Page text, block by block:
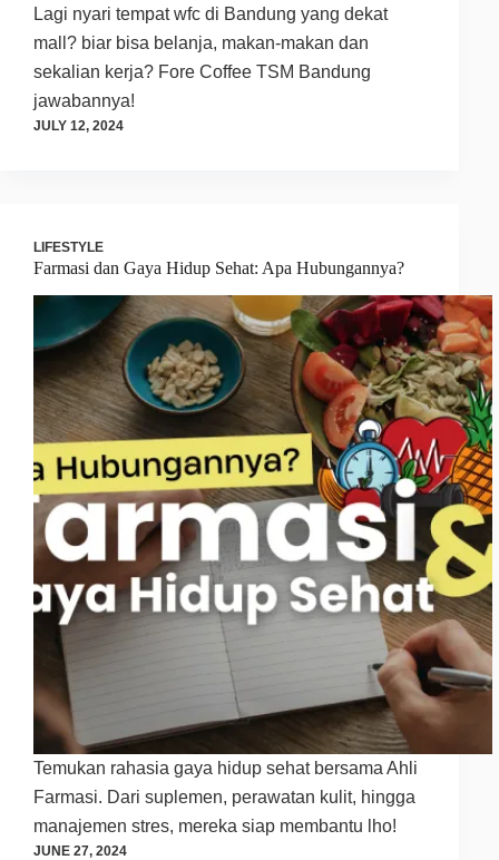
Lagi nyari tempat wfc di Bandung yang dekat
mall? biar bisa belanja, makan-makan dan
sekalian kerja? Fore Coffee TSM Bandung
jawabannya!
JULY 12, 2024
LIFESTYLE
Farmasi dan Gaya Hidup Sehat: Apa Hubungannya?
Temukan rahasia gaya hidup sehat bersama Ahli
Farmasi. Dari suplemen, perawatan kulit, hingga
manajemen stres, mereka siap membantu lho!
JUNE 27, 2024